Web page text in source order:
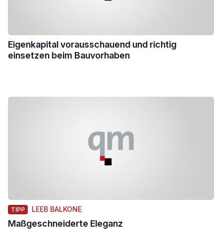
Eigenkapital vorausschauend und richtig
einsetzen beim Bauvorhaben
TIPP LEEB BALKONE
Maßgeschneiderte Eleganz